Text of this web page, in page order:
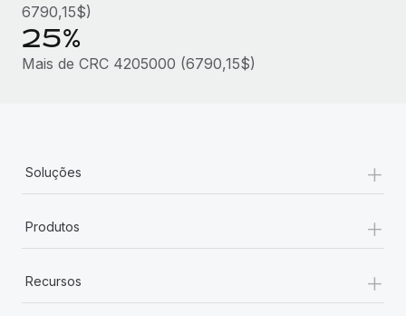
6790,15$)
25%
Mais de CRC 4205000 (6790,15$)
Soluções +
Produtos +
Recursos +